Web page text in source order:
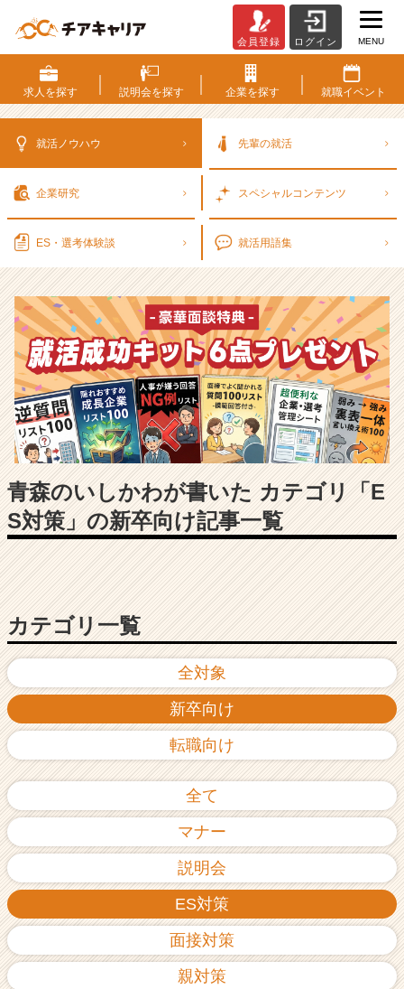
考
対
策・
ウ
ベ
ン
チ
ャ
ー・
成
長
企
業
か
ら
ス
カ
ウ
活
イ
チ
リ
（C
e
r
a
会員登録 ログイン MENU
求人を探す 説明会を探す 企業を探す 就職イベント
就活ノウハウ 先輩の就活
企業研究 スペシャルコンテンツ
ES・選考体験談 就活用語集
青森のいしかわが書いた カテゴリ「E
S対策」の新卒向け記事一覧
全対象
新卒向け
転職向け
全て
マナー
説明会
ES対策
面接対策
親対策
カテゴリ一覧